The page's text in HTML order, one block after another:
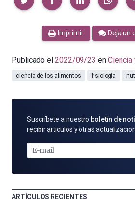
Imprimir Deja un
Publicado el 2022/09/23 en Ciencia
ciencia de los alimentos fisiología
SUSCRÍBETE
POR
MAIL
Suscríbete a nuestro boletín de
recibir artículos y otras
ARTÍCULOS RECIENTES